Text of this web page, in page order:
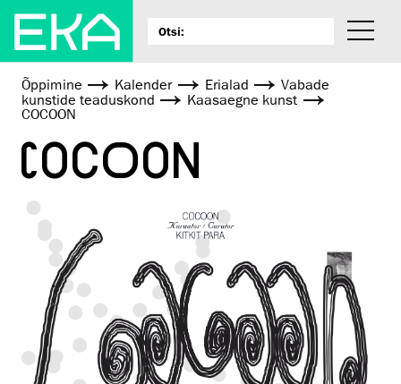
Õppimine Kalender Erialad
Vabade
kunstide teaduskond
Kaasaegne kunst
COCOON
COCOON